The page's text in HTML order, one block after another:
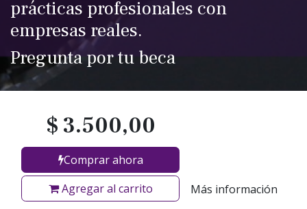
prácticas profesionales con
empresas reales.
Pregunta por tu beca
$ 3.500,00
Comprar ahora
Agregar al carrito
Más información